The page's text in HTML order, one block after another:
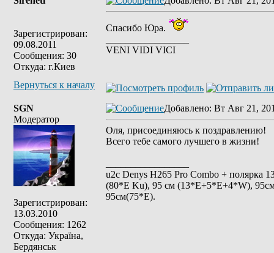
Зарегистрирован:
09.08.2011
Сообщения: 30
Откуда: г.Киев
Спасибо Юра.
VENI VIDI VICI
Вернуться к началу
SGN
Модератор
Зарегистрирован:
13.03.2010
Сообщения: 1262
Откуда: Україна,
Бердянськ
Добавлено: Вт Авг 21,
Оля, присоединяюсь к поздравлению!
Всего тебе самого лучшего в жизни!
u2c Denys H265 Pro Combo + полярка
(80*E Ku), 95 см (13*E+5*E+4*W),
95см(75*Е).